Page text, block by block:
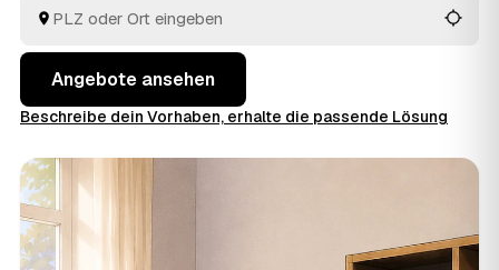
wird dabei angerechnet. Das spart Zeit und macht die
Preise in Genthin und Umgebung transparent.
Angebote ansehen
Beschreibe dein Vorhaben, erhalte die passende Lösung